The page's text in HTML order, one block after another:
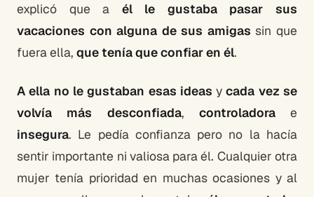
explicó que a él le gustaba pasar sus
vacaciones con alguna de sus amigas sin que
fuera ella, que tenía que confiar en él.
A ella no le gustaban esas ideas ycada vez se
volvía más desconfiada, controladorae
insegura. Le pedía confianza pero no la hacía
sentir importante ni valiosa para él. Cualquier otra
mujer tenía prioridad en muchas ocasiones y al